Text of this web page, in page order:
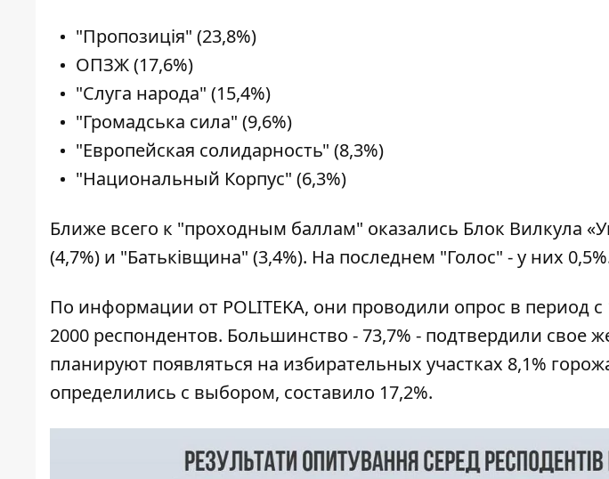
"Пропозиція" (23,8%)
ОПЗЖ (17,6%)
"Слуга народа" (15,4%)
"Громадська сила" (9,6%)
"Европейская солидарность" (8,3%)
"Национальный Корпус" (6,3%)
Ближе всего к "проходным баллам" оказались Блок Вилкула
(4,7%) и "Батьківщина" (3,4%). На последнем "Голос" - у них
По информации от POLITEKA, они проводили опрос в период с
2000 респондентов. Большинство - 73,7% - подтвердили свое
планируют появляться на избирательных участках 8,1%
определились с выбором, составило 17,2%.